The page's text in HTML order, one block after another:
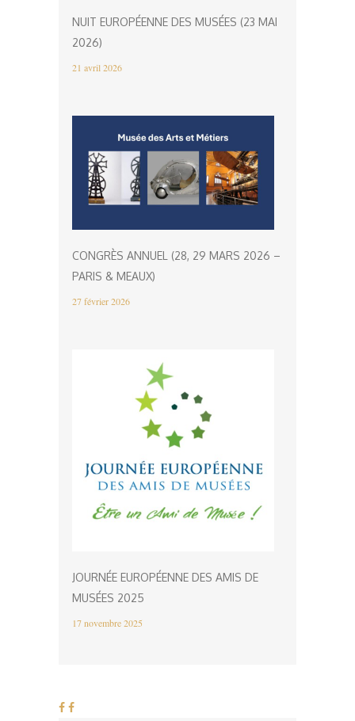
NUIT EUROPÉENNE DES MUSÉES (23 MAI
2026)
21 avril 2026
CONGRÈS ANNUEL (28, 29 MARS 2026 –
PARIS & MEAUX)
27 février 2026
JOURNÉE EUROPÉENNE DES AMIS DE
MUSÉES 2025
17 novembre 2025